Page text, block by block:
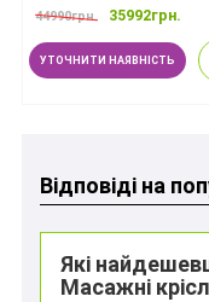
44990грн. 35992грн.
УТОЧНИТИ НАЯВНІСТЬ
Відповіді на
Які
Масажні